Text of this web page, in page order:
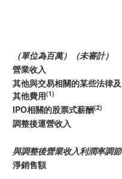
（單位為百萬）（未審計）
營業收入
其他與交易相關的某些法律及
其他費用(1)
IPO相關的股票式薪酬(2)
調整後運營收入
與調整後營業收入利潤率調節
淨銷售額